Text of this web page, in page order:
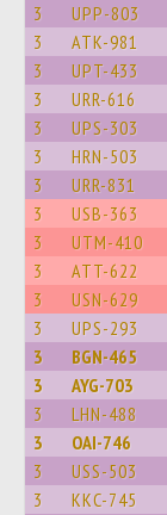
3 UPP-803
3 ATK-981
3 UPT-433
3 URR-616
3 UPS-303
3 HRN-503
3 URR-831
3 USB-363
3 UTM-410
3 ATT-622
3 USN-629
3 UPS-293
3 BGN-465
3 AYG-703
3 LHN-488
3 OAI-746
3 USS-503
3 KKC-745